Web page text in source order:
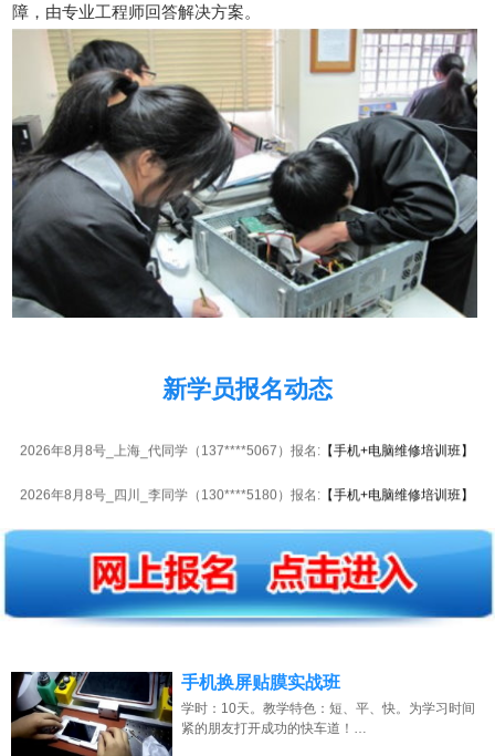
障，由专业工程师回答解决方案。
新学员报名动态
2026年8月8号_海南_卢同学（150****7478）报名:【手机+电脑维修培训班】
2026年8月8号_上海_代同学（137****5067）报名: 【手机+电脑维修培训班】
2026年8月8号_四川_李同学（130****5180）报名: 【手机+电脑维修培训班】
2026年8月8号_河南_钟同学（137****4817）报名:【手机+电脑维修培训班】
2026年8月8号黑龙江杨同学（139****3567）报名:【手机+电脑维修培训班】
2026年8月8号_福建_吴同学（185****8119）报名:【手机+电脑维修培训班】
2026年8月8号_湖南_谭同学（138****7861）报名: 【手机+电脑维修培训班】
2026年8月8号_浙江_潘同学（131****1106）报名:
手机换屏贴膜实战班
学时：10天。教学特色：短、平、快。为学习时间
紧的朋友打开成功的快车道！…